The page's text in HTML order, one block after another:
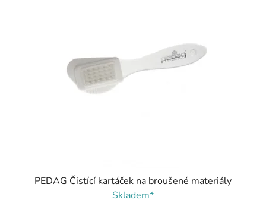
PEDAG Čistící kartáček na broušené materiály
Skladem*